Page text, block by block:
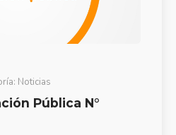
Noticias
Pública N°